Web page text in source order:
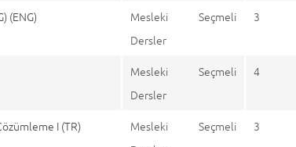
(ENG)
Mesleki Seçmeli
Dersler
3
Mesleki Seçmeli
Dersler
4
I (TR)
Mesleki Seçmeli
3